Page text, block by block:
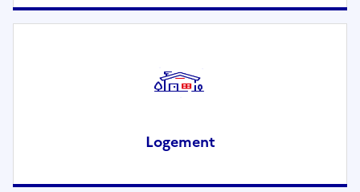
Logement